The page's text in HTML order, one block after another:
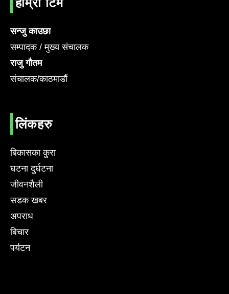
सन्जु काउछा
सम्पादक / मुख्य संचालक
राजु गौतम
संचालक/काठमाडौं
लिंकहरु
बिकासका कुरा
घटना दुर्घटना
जीवनशैली
सडक खबर
अपराध
बिचार
पर्यटन